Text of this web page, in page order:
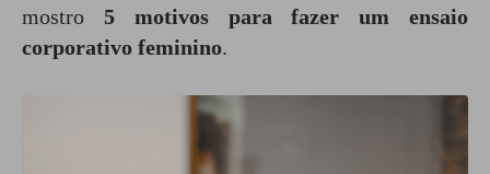
mostro 5 motivos para fazer um ensaio
corporativo feminino.